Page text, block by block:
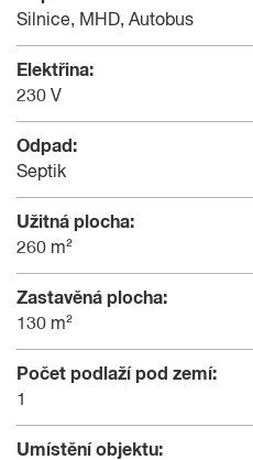
Silnice, MHD, Autobus
Elektřina:
230 V
Odpad:
Septik
Užitná plocha:
260 m²
Zastavěná plocha:
130 m²
Počet podlaží pod zemí:
1
Umístění objektu: